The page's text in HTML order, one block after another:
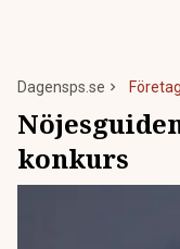
Dagensps.se Företag
konkurs